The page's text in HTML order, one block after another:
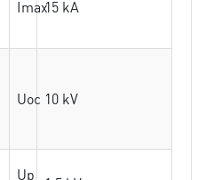
Imax15 kA
Uoc 10 kV
Up